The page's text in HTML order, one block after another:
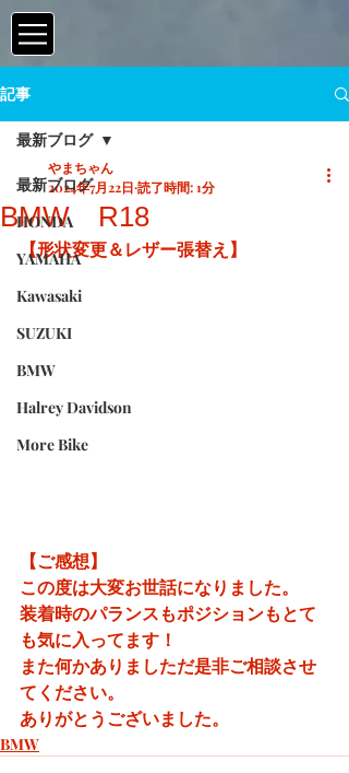
記事
最新ブログ
HONDA
YAMAHA
Kawasaki
SUZUKI
BMW
Halrey Davidson
More Bike
最新ブログ
BMW R18
やまちゃん
2024年7月22日 読了時間: 1分
【形状変更＆レザー張替え】
【ご感想】
この度は大変お世話になりました。
装着時のパランスもポジションもとて
も気に入ってます！
また何かありましただ是非ご相談させ
てください。
ありがとうございました。
BMW